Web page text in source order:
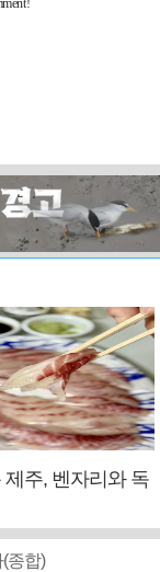
제주, 벤자리와 독
종합)